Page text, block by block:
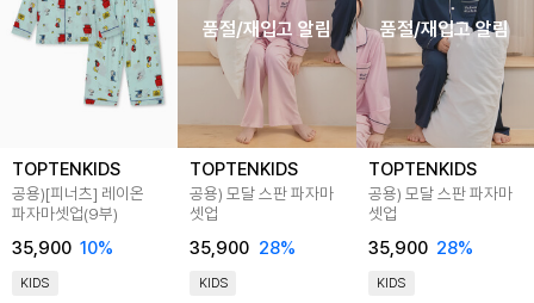
TOPTENKIDS
공용)[피너츠] 레이온
파자마셋업(9부)
35,900 10%
KIDS
품절/재입고 알림
TOPTENKIDS
공용) 모달 스판 파자마
셋업
35,900 28%
KIDS
품절/재입고 알림
TOPTENKIDS
공용) 모달 스판 파자마
셋업
35,900 28%
KIDS